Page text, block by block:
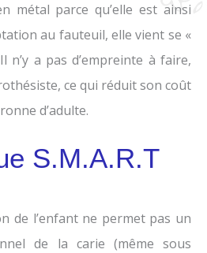
métal parce qu’elle est ainsi
au fauteuil, elle vient se «
a pas d’empreinte à faire,
ce qui réduit son coût
d’adulte.
S.M.A.R.T
de l’enfant ne permet pas un
de la carie (même sous